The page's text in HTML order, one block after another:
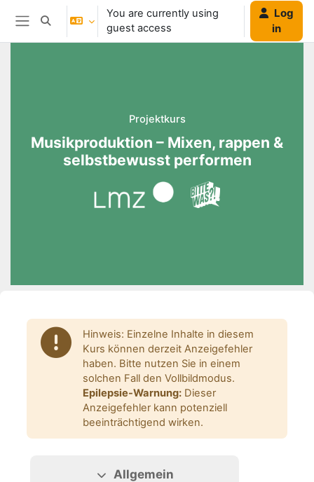
Skip to main content
Side panel
Toggle search input
You are currently using
guest access
Log
in
Projektkurs
Musikproduktion – Mixen, rappen &
selbstbewusst performen
Blocks
Hinweis: Einzelne Inhalte in diesem
Kurs können derzeit Anzeigefehler
haben. Bitte nutzen Sie in einem
solchen Fall den Vollbildmodus.
Epilepsie-Warnung: Dieser
Anzeigefehler kann potenziell
beeinträchtigend wirken.
Allgemein